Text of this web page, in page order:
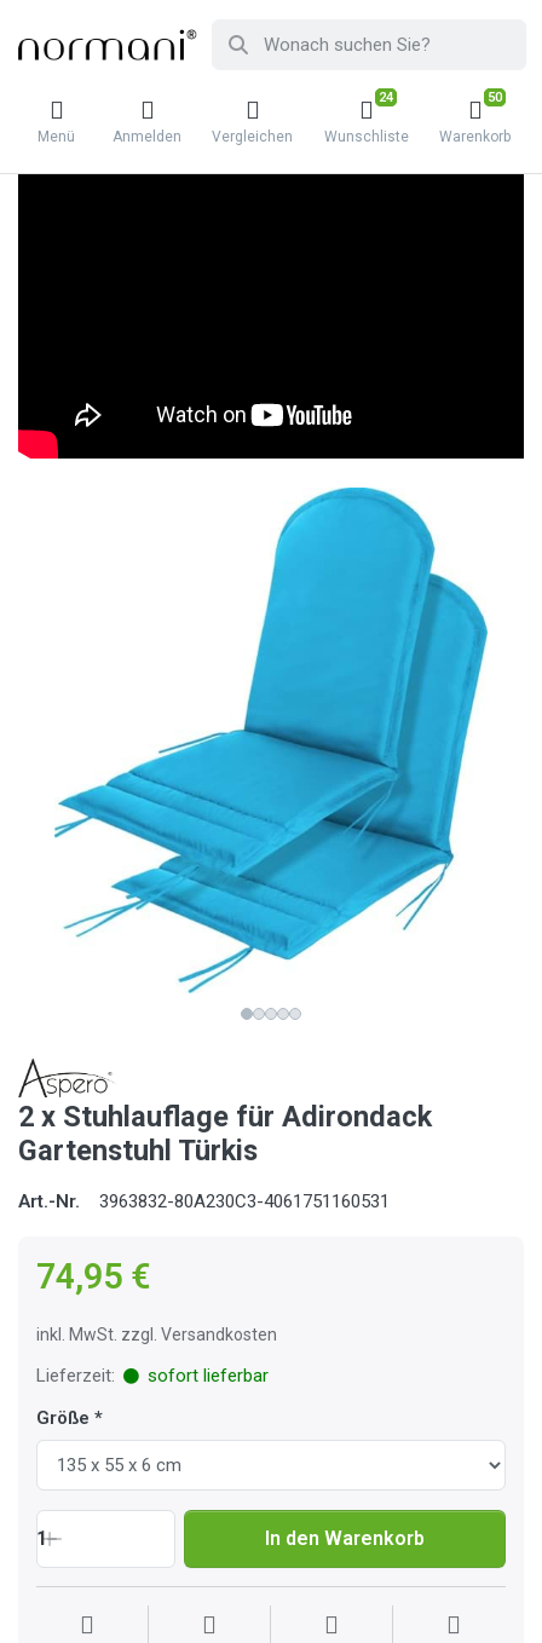
Menü Anmelden Vergleichen
24
Wunschliste
50
Warenkorb
2 x Stuhlauflage für Adirondack
Gartenstuhl Türkis
Art.-Nr. 3963832-80A230C3-4061751160531
74,95 €
inkl. MwSt. zzgl. Versandkosten
Lieferzeit:
sofort lieferbar
Größe
1 In den Warenkorb